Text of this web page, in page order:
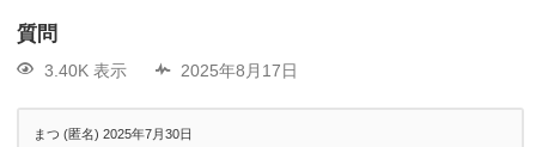
質問
3.40K 表示 2025年8月17日
まつ (匿名)2025年7月30日